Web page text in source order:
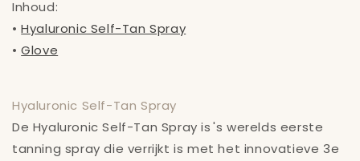
Inhoud:
•Hyaluronic Self-Tan Spray
•Glove
Hyaluronic Self-Tan Spray
De Hyaluronic Self-Tan Spray is 's werelds eerste
tanning spray die verrijkt is met het innovatieve 3e